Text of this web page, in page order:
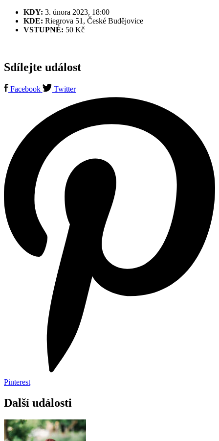
KDY: 3. února 2023, 18:00
KDE: Riegrova 51, České Budějovice
VSTUPNÉ: 50 Kč
Sdílejte událost
Facebook Twitter
Pinterest
Další události